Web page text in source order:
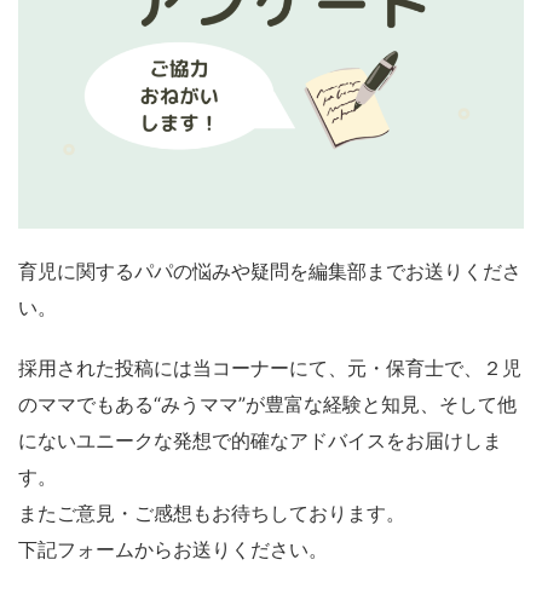
育児に関するパパの悩みや疑問を編集部までお送りくださ
い。
採用された投稿には当コーナーにて、元・保育士で、２児
のママでもある“みうママ”が豊富な経験と知見、そして他
にないユニークな発想で的確なアドバイスをお届けしま
す。
またご意見・ご感想もお待ちしております。
下記フォームからお送りください。